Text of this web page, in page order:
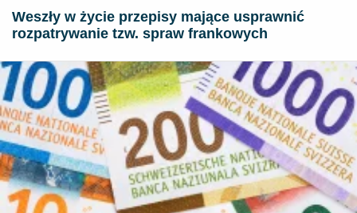
Weszły w życie przepisy mające usprawnić
rozpatrywanie tzw. spraw frankowych